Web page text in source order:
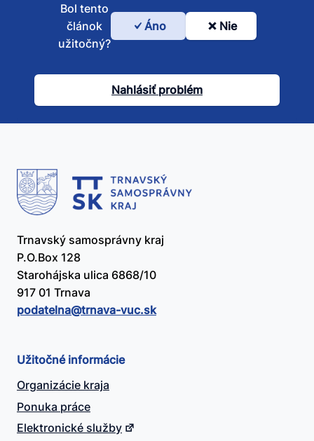
Bol
článok
užitočný?
Bol tento
článok
užitočný?
Áno Nie
Nahlásiť problém
Trnavský samosprávny kraj
P.O.Box 128
Starohájska ulica 6868/10
917 01 Trnava
podatelna@​trnava-vuc.sk
Užitočné informácie
Organizácie kraja
Ponuka práce
Elektronické služby